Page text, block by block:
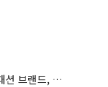
스투시부터 무신사 킥스까지…‘체험형’ 패션 브랜드, 잇단 제주행